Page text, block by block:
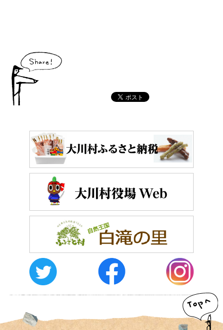
コックさんのいる道の駅ならぬ「村の駅」や鉱山跡地にある学校を活用した
宿泊施設など、村にある施設をご紹介！
イベントレポート メディア掲載 日々のこと
サイトポリシー